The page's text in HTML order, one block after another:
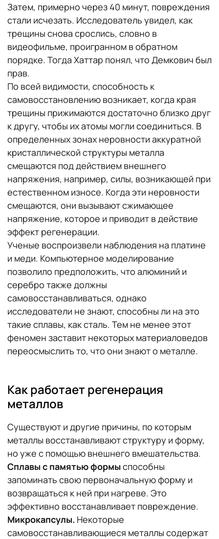
Затем, примерно через 40 минут, повреждения
стали исчезать. Исследователь увидел, как
трещины снова срослись, словно в
видеофильме, проигранном в обратном
порядке. Тогда Хаттар понял, что Демкович был
прав.
По всей видимости, способность к
самовосстановлению возникает, когда края
трещины прижимаются достаточно близко друг
к другу, чтобы их атомы могли соединиться. В
определенных зонах неровности аккуратной
кристаллической структуры металла
смещаются под действием внешнего
напряжения, например, силы, возникающей при
естественном износе. Когда эти неровности
смещаются, они вызывают сжимающее
напряжение, которое и приводит в действие
эффект регенерации.
Ученые воспроизвели наблюдения на платине
и меди. Компьютерное моделирование
позволило предположить, что алюминий и
серебро также должны
самовосстанавливаться, однако
исследователи не знают, способны ли на это
такие сплавы, как сталь. Тем не менее этот
феномен заставит некоторых материаловедов
переосмыслить то, что они знают о металле.
Как работает регенерация
металлов
Существуют и другие причины, по которым
металлы восстанавливают структуру и форму,
но уже с помощью внешнего вмешательства.
Сплавы с памятью формы способны
запоминать свою первоначальную форму и
возвращаться к ней при нагреве. Это
эффективно восстанавливает повреждение.
Микрокапсулы. Некоторые
самовосстанавливающиеся металлы содержат